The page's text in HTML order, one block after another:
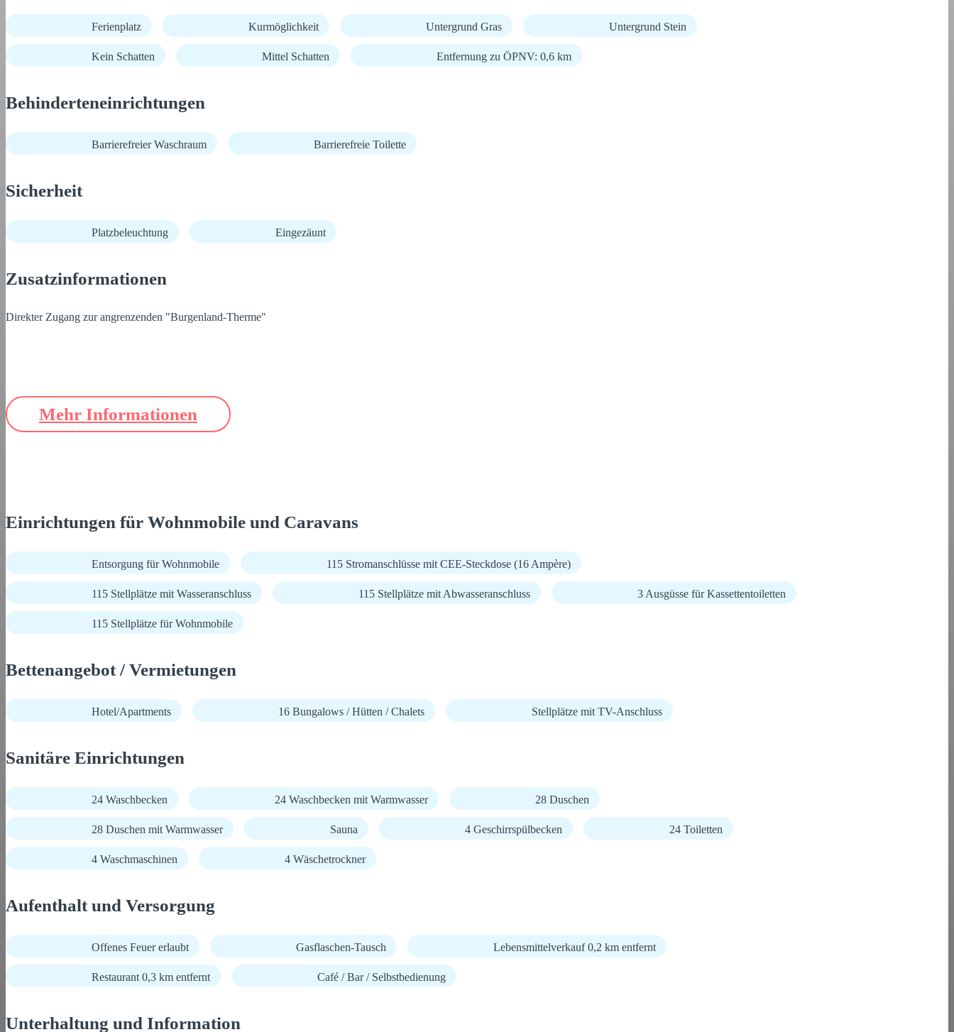
Ferienplatz Kurmöglichkeit Untergrund Gras Untergrund Stein
Kein Schatten Mittel Schatten Entfernung zu ÖPNV: 0,6 km
Behinderteneinrichtungen
Barrierefreier Waschraum Barrierefreie Toilette
Sicherheit
Platzbeleuchtung Eingezäunt
Zusatzinformationen
Direkter Zugang zur angrenzenden "Burgenland-Therme"
Mehr Informationen
Einrichtungen für Wohnmobile und Caravans
Entsorgung für Wohnmobile 115 Stromanschlüsse mit CEE-Steckdose (16 Ampère)
115 Stellplätze mit Wasseranschluss 115 Stellplätze mit Abwasseranschluss 3 Ausgüsse für Kassettentoiletten
115 Stellplätze für Wohnmobile
Bettenangebot / Vermietungen
Hotel/Apartments 16 Bungalows / Hütten / Chalets Stellplätze mit TV-Anschluss
Sanitäre Einrichtungen
24 Waschbecken 24 Waschbecken mit Warmwasser 28 Duschen
28 Duschen mit Warmwasser Sauna 4 Geschirrspülbecken 24 Toiletten
4 Waschmaschinen 4 Wäschetrockner
Aufenthalt und Versorgung
Offenes Feuer erlaubt Gasflaschen-Tausch Lebensmittelverkauf 0,2 km entfernt
Restaurant 0,3 km entfernt Café / Bar / Selbstbedienung
Unterhaltung und Information